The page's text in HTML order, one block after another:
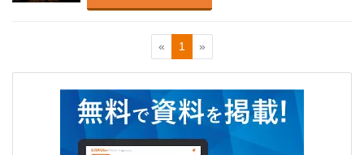
« 1 »